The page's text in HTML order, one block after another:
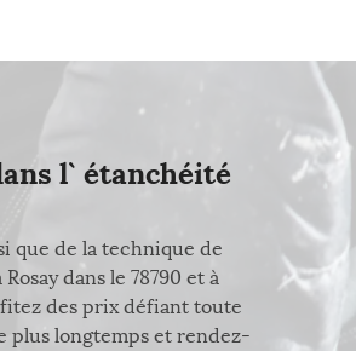
l` étanchéité
que de la technique de
dans le 78790 et à
des prix défiant toute
plus longtemps et rendez-